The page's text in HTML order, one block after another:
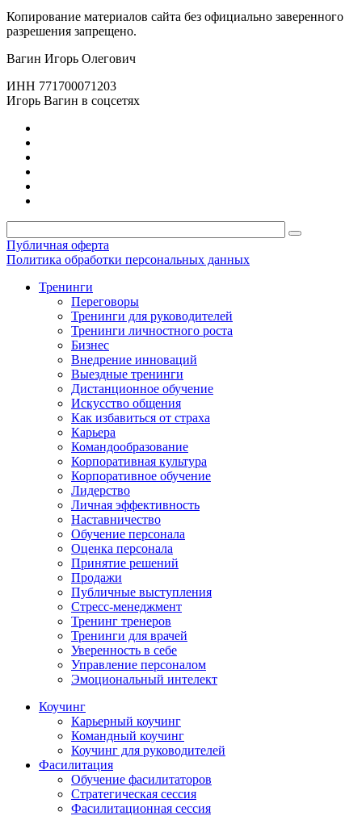
Копирование материалов сайта без официально заверенного
разрешения запрещено.
Вагин Игорь Олегович
ИНН 771700071203
Игорь Вагин в соцсетях
Публичная оферта
Политика обработки персональных данных
Тренинги
Переговоры
Тренинги для руководителей
Тренинги личностного роста
Бизнес
Внедрение инноваций
Выездные тренинги
Дистанционное обучение
Искусство общения
Как избавиться от страха
Карьера
Командообразование
Корпоративная культура
Корпоративное обучение
Лидерство
Личная эффективность
Наставничество
Обучение персонала
Оценка персонала
Принятие решений
Продажи
Публичные выступления
Стресс-менеджмент
Тренинг тренеров
Тренинги для врачей
Уверенность в себе
Управление персоналом
Эмоциональный интелект
Коучинг
Карьерный коучинг
Командный коучинг
Коучинг для руководителей
Фасилитация
Обучение фасилитаторов
Стратегическая сессия
Фасилитационная сессия